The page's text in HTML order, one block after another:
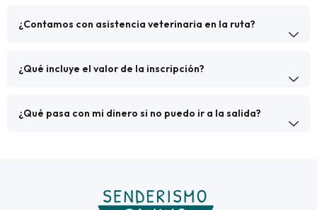
¿Contamos con asistencia veterinaria en la ruta?
¿Qué incluye el valor de la inscripción?
¿Qué pasa con mi dinero si no puedo ir a la salida?